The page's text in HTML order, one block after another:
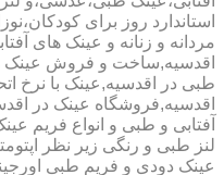
استاندارد روز برای
مردانه و زنانه و عینک های
اقدسیه,ساخت و فروش عینک
طبی در اقدسیه,عینک با نرخ
اقدسیه,فروشگاه عینک در
آفتابی و طبی و انواع فریم
لنز طبی و رنگی زیر نظر
عینک دودی و فریم طبی